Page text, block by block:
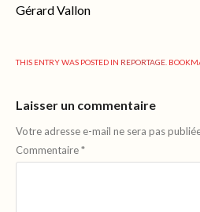
Gérard Vallon
THIS ENTRY WAS POSTED IN REPORTAGE .
Laisser un commentaire
Votre adresse e-mail ne sera pas
Commentaire*